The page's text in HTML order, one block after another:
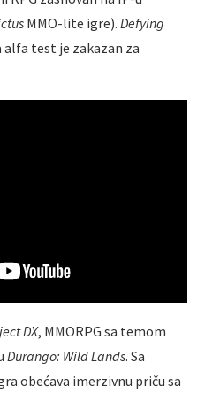
MMO-lite igre). Defying
alfa test je zakazan za
DX, MMORPG sa temom
Durango: Wild Lands. Sa
obećava imerzivnu priču sa